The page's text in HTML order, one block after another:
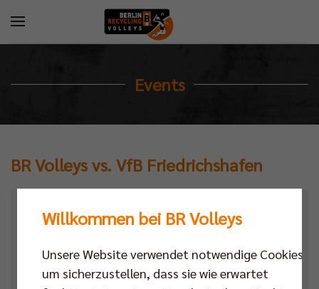
Events
BR Volleys vs. VfB Friedrichshafen
Kalender
Willkommen bei BR Volleys
Unsere Website verwendet notwendige Cookies,
um sicherzustellen, dass sie wie erwartet